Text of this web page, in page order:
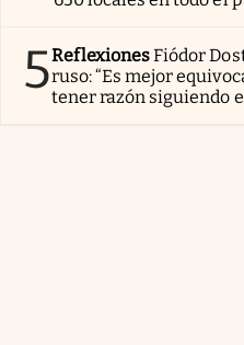
5ReflexionesFiódor
ruso: “Es mejor
tener razón siguiendo